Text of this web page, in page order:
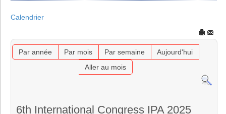
Calendrier
Par année Par mois Par semaine
Aujourd'hui
Aller au mois
6th International Congress IPA 2025